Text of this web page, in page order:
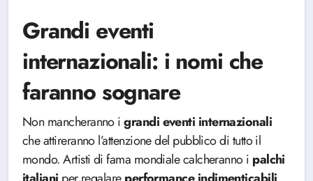
Grandi eventi
internazionali: i nomi che
faranno sognare
Non mancheranno igrandi eventi internazionali
che attireranno l’attenzione del pubblico di tutto il
mondo. Artisti di fama mondiale calcheranno i palchi